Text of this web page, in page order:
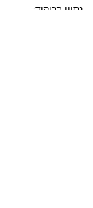
נסיון בריקוד: